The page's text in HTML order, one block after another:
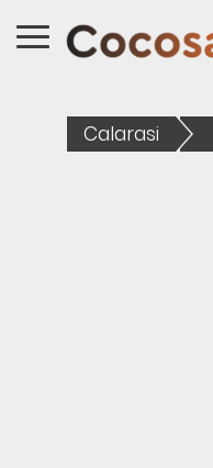
Calarasi